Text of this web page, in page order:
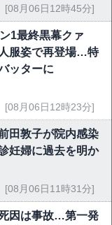
[08月06日12時45分]
1最終黒幕クァ
服姿で再登場…特
ッターに
[08月06日12時23分]
田敦子が院内感染
妊婦に過去を明か
[08月06日11時31分]
因は事故…第一発